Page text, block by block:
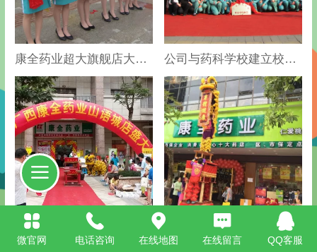
康全药业超大旗舰店大新民生店开业1.jpg 公司与药科学校建立校企合作关系2.jpg
山语城分店开业.jpg 桃源分店开业.jpg
微官网 电话咨询 在线地图 在线留言 QQ客服